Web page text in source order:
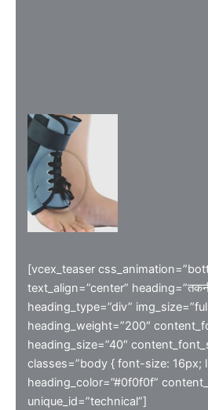
[vcex_teaser
text_align=”center”
heading_type=”div”
heading_weight=”200″
heading_size=”40″
classes=”body { font-size: 16px;
heading_color=”#0f0f0f”
unique_id=”technical”]